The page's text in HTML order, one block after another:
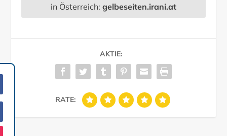
in Österreich: gelbeseiten.irani.at
AKTIE:
RATE: